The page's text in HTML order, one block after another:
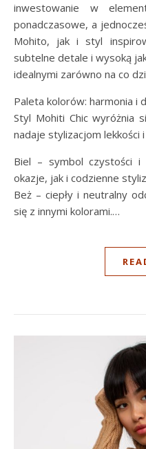
inwestowanie w
ponadczasowe, a
Mohito, jak i styl
subtelne detale i wysoką
idealnymi zarówno na co
Paleta kolorów: harmonia i
Styl Mohiti Chic wyróżnia
nadaje stylizacjom lekkości
Biel – symbol czystości i
okazje, jak i codzienne
Beż – ciepły i neutralny
się z innymi kolorami.…